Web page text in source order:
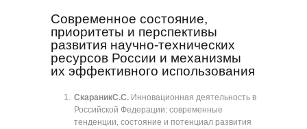
Современное состояние,
приоритеты и перспективы
развития научно-технических
ресурсов России и механизмы
их эффективного использования
СкараникС.С. Инновационная деятельность в
Российской Федерации: современные
тенденции, состояние и потенциал развития